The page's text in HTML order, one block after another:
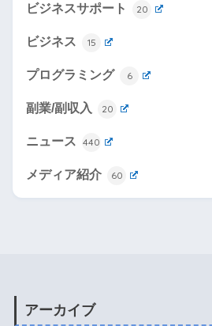
ビジネスサポート 20
ビジネス 15
プログラミング 6
副業/副収入 20
ニュース 440
メディア紹介 60
アーカイブ